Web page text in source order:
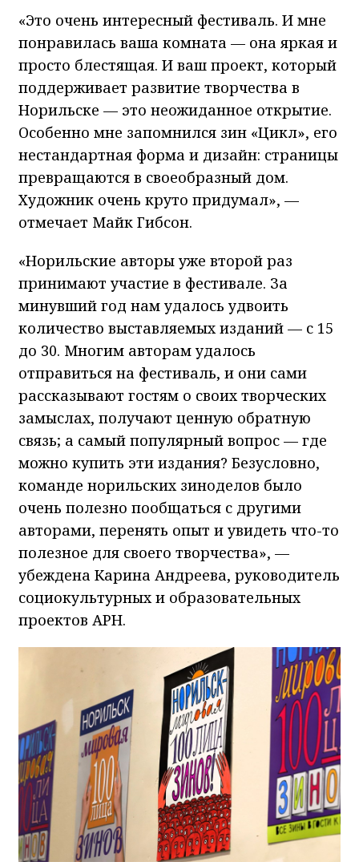
«Это очень интересный фестиваль. И мне
понравилась ваша комната — она яркая и
просто блестящая. И ваш проект, который
поддерживает развитие творчества в
Норильске — это неожиданное открытие.
Особенно мне запомнился зин «Цикл», его
нестандартная форма и дизайн: страницы
превращаются в своеобразный дом.
Художник очень круто придумал», —
отмечает Майк Гибсон.
«Норильские авторы уже второй раз
принимают участие в фестивале. За
минувший год нам удалось удвоить
количество выставляемых изданий — с 15
до 30. Многим авторам удалось
отправиться на фестиваль, и они сами
рассказывают гостям о своих творческих
замыслах, получают ценную обратную
связь; а самый популярный вопрос — где
можно купить эти издания? Безусловно,
команде норильских зиноделов было
очень полезно пообщаться с другими
авторами, перенять опыт и увидеть что-то
полезное для своего творчества», —
убеждена Карина Андреева, руководитель
социокультурных и образовательных
проектов АРН.